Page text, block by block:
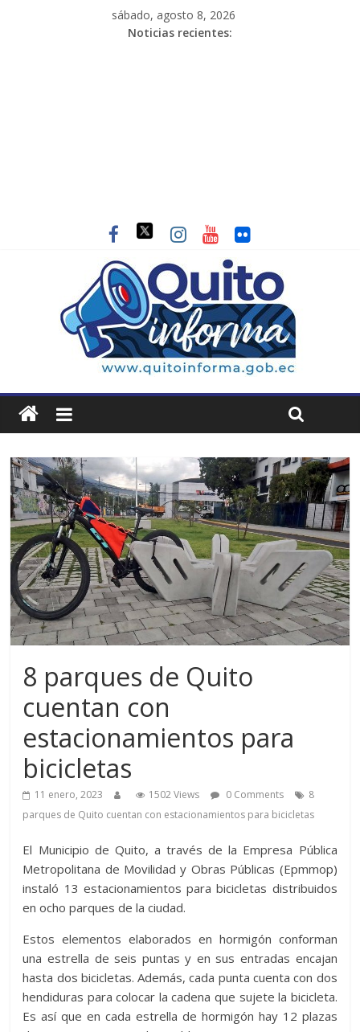
sábado, agosto 8, 2026
Noticias recientes:
8 parques de Quito
cuentan con
estacionamientos para
bicicletas
11 enero, 2023 1502 Views 0 Comments
8
parques de Quito cuentan con estacionamientos para bicicletas
El Municipio de Quito, a través de la Empresa Pública
Metropolitana de Movilidad y Obras Públicas (Epmmop)
instaló 13 estacionamientos para bicicletas distribuidos
en ocho parques de la ciudad.
Estos elementos elaborados en hormigón conforman
una estrella de seis puntas y en sus entradas encajan
hasta dos bicicletas. Además, cada punta cuenta con dos
hendiduras para colocar la cadena que sujete la bicicleta.
Es así que en cada estrella de hormigón hay 12 plazas